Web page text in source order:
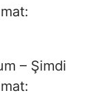
– Şimdi